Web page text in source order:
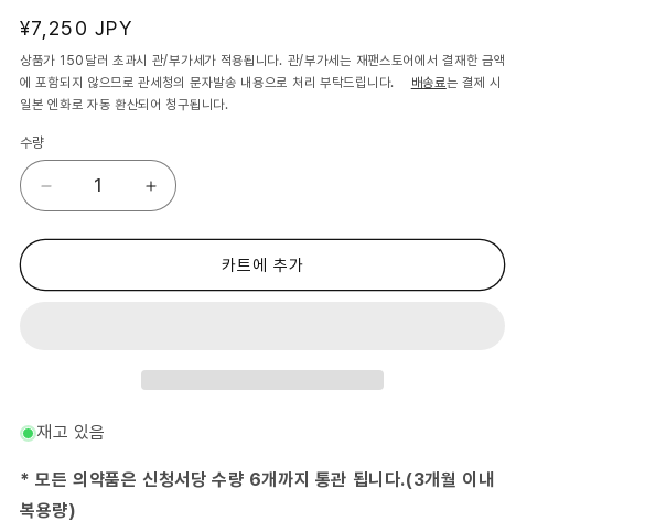
정
가
¥7,250 JPY
상품가 150달러 초과시 관/부가세가 적용됩니다. 관/부가세는 재팬스토어에서 결재한 금액
에 포함되지 않으므로 관세청의 문자발송 내용으로 처리 부탁드립니다. 배송료는 결제 시
일본 엔화로 자동 환산되어 청구됩니다.
수량
3
류
약
래
12mL
(2016-
(제
3
류
약
12mL
카트에 추가
재고 있음
* 모든 의약품은 신청서당 수량 6개까지 통관 됩니다.(3개월 이내
복용량)